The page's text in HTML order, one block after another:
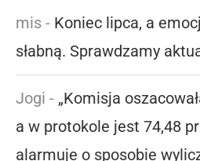
mis - Koniec lipca, a
słabną. Sprawdzamy
Jogi - „Komisja
a w protokole jest 74,48
alarmuje o sposobie